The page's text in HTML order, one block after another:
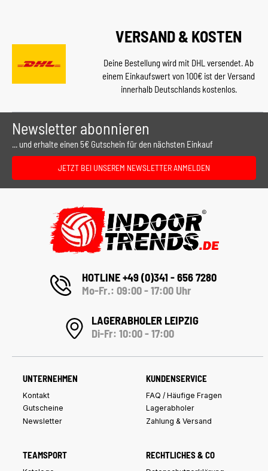
VERSAND & KOSTEN
Deine Bestellung wird mit DHL versendet. Ab
einem Einkaufswert von 100€ ist der Versand
innerhalb Deutschlands kostenlos.
Newsletter abonnieren
... und erhalte einen 5€ Gutschein für den nächsten Einkauf
JETZT BEI UNSEREM NEWSLETTER ANMELDEN
HOTLINE +49 (0)341 - 656 7280
Mo-Fr.: 09:00 - 17:00 Uhr
LAGERABHOLER LEIPZIG
Di-Fr: 10:00 - 17:00
UNTERNEHMEN
Kontakt
Gutscheine
Newsletter
KUNDENSERVICE
FAQ / Häufige Fragen
Lagerabholer
Zahlung & Versand
TEAMSPORT RECHTLICHES & CO